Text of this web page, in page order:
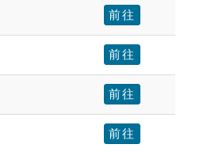
前往
前往
前往
前往